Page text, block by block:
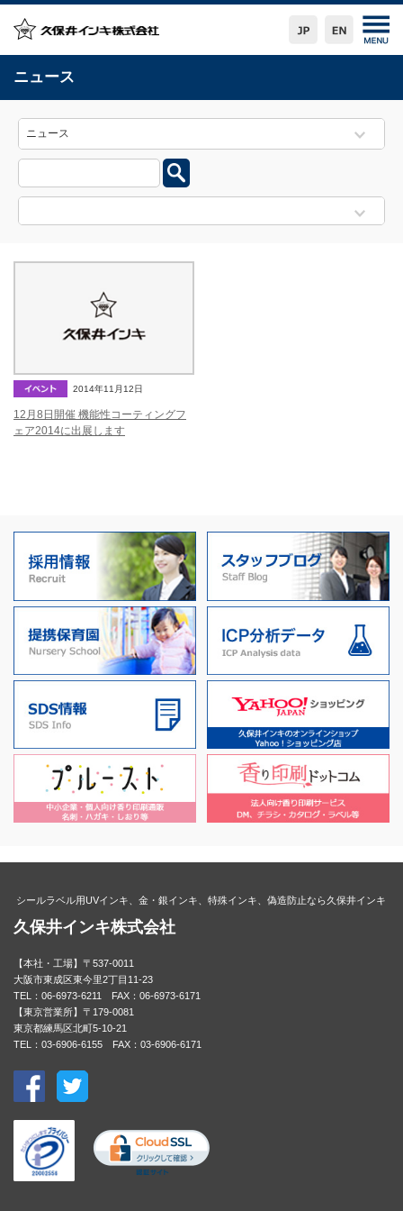
ニュース
2014年11月12日
12月8日開催 機能性コーティングフ
ェア2014に出展します
シールラベル用UVインキ、金・銀インキ、特殊インキ、偽造防止なら久保井インキ
久保井インキ株式会社
【本社・工場】〒537-0011
大阪市東成区東今里2丁目11-23
TEL：06-6973-6211 FAX：06-6973-6171
【東京営業所】〒179-0081
東京都練馬区北町5-10-21
TEL：03-6906-6155 FAX：03-6906-6171